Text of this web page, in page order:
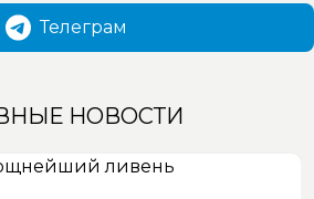
Телеграм
НОВОСТИ